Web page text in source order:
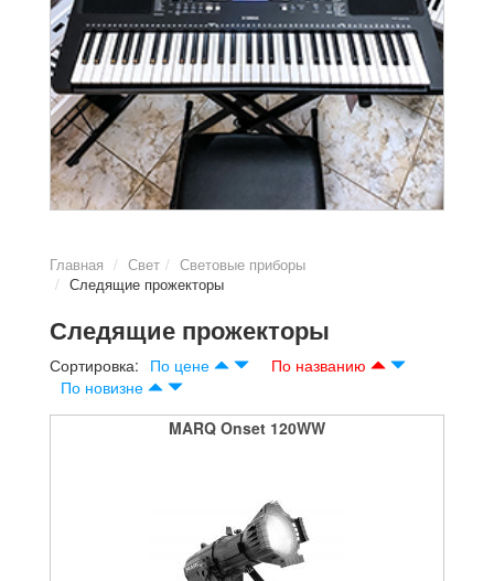
Главная Свет
Световые приборы
Следящие прожекторы
Следящие прожекторы
Сортировка: По цене
По названию
По новизне
MARQ Onset 120WW